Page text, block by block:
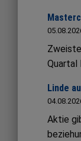
Quartal
Linde
Aktie